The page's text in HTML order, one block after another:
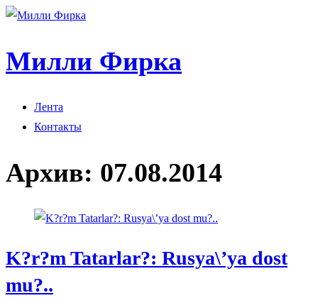
Милли Фирка
Лента
Контакты
Архив: 07.08.2014
K?r?m Tatarlar?: Rusya\’ya dost
mu?..